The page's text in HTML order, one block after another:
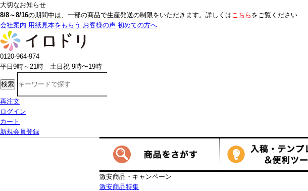
大切なお知らせ
8/8～8/16の期間中は、一部の商品で生産発送の制限をいただきます。詳しくはこちら をご覧ください
会社案内 用紙見本をもらう お客様の声 初めての方へ
0120-964-974
平日9時～21時 土日祝 9時〜19時
検索
再注文
ログイン
カート
新規会員登録
激安商品・キャンペーン
激安商品特集